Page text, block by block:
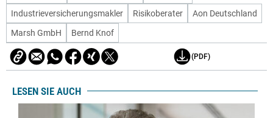
Industrieversicherungsmakler
Risikoberater
Aon Deutschland
Marsh GmbH
Bernd Knof
(PDF)
LESEN SIE AUCH